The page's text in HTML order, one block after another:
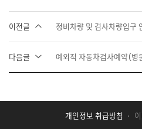
이전글 정비차량 및 검사차량입구
다음글 예외적 자동차검사예약(병원
개인정보 취급방침